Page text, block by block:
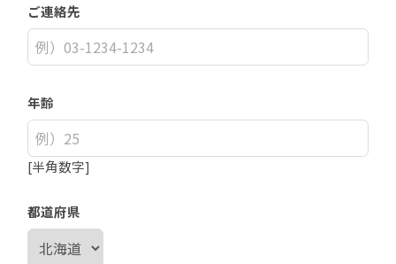
ご連絡先
年齢
[半角数字]
都道府県